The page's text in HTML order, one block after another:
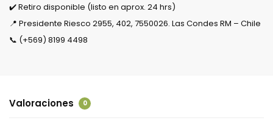
✔️ Retiro disponible (listo en aprox. 24 hrs)
📍 Presidente Riesco 2955, 402, 7550026. Las Condes RM – Chile
📞 (+569) 8199 4498
Valoraciones 0